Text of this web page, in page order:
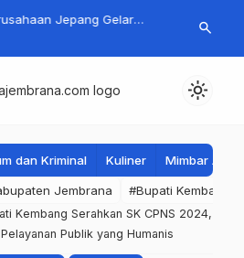
Jepang Gelar
Peluang Kerja bagi Calon
DPR RI
Perkuat
Jembrana
search
light_mode
dan Kriminal Kuliner Mimbar
Jembrana #Bupati Kembang
Kembang Serahkan SK CPNS 2024,
Publik yang Humanis